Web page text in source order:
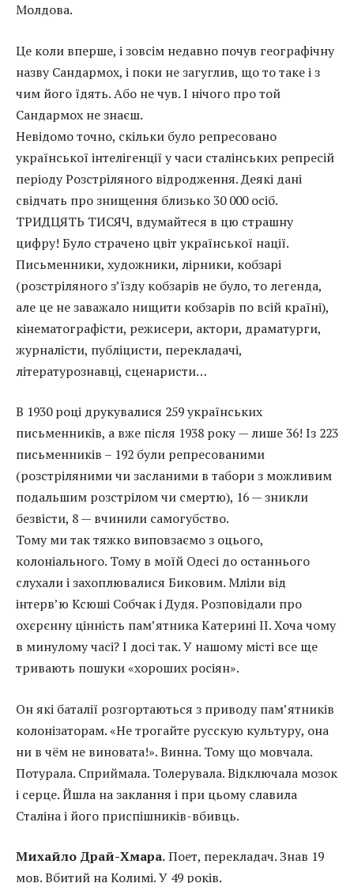
Молдова.
Це коли вперше, і зовсім недавно почув географічну
назву Сандармох, і поки не загуглив, що то таке і з
чим його їдять. Або не чув. І нічого про той
Сандармох не знаєш.
Невідомо точно, скільки було репресовано
української інтелігенції у часи сталінських репресій
періоду Розстріляного відродження. Деякі дані
свідчать про знищення близько 30 000 осіб.
ТРИДЦЯТЬ ТИСЯЧ, вдумайтеся в цю страшну
цифру! Було страчено цвіт української нації.
Письменники, художники, лірники, кобзарі
(розстріляного з’їзду кобзарів не було, то легенда,
але це не заважало нищити кобзарів по всій країні),
кінематографісти, режисери, актори, драматурги,
журналісти, публіцисти, перекладачі,
літературознавці, сценаристи…
В 1930 році друкувалися 259 українських
письменників, а вже після 1938 року — лише 36! Із 223
письменників – 192 були репресованими
(розстріляними чи засланими в табори з можливим
подальшим розстрілом чи смертю), 16 — зникли
безвісти, 8 — вчинили самогубство.
Тому ми так тяжко виповзаємо з оцього,
колоніального. Тому в моїй Одесі до останнього
слухали і захоплювалися Биковим. Мліли від
інтерв’ю Ксюші Собчак і Дудя. Розповідали про
охєрєнну цінність пам’ятника Катерині II. Хоча чому
в минулому часі? І досі так. У нашому місті все ще
тривають пошуки «хороших росіян».
Он які баталії розгортаються з приводу пам’ятників
колонізаторам. «Не трогайте русскую культуру, она
ни в чём не виновата!». Винна. Тому що мовчала.
Потурала. Сприймала. Толерувала. Відключала мозок
і серце. Йшла на заклання і при цьому славила
Сталіна і його приспішників-вбивць.
Михайло Драй-Хмара.Поет, перекладач. Знав 19
мов. Вбитий на Колимі. У 49 років.